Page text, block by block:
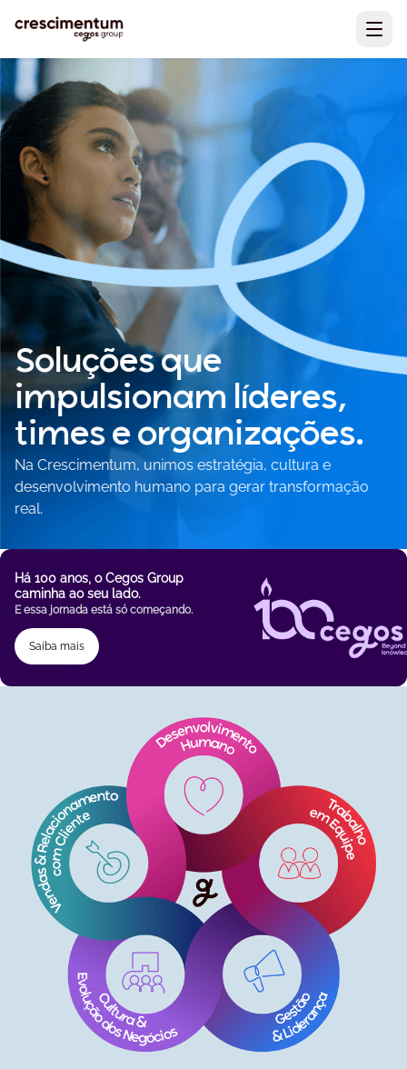
Soluções que
impulsionam líderes,
times e organizações.
Na Crescimentum, unimos estratégia, cultura e
desenvolvimento humano para gerar transformação
real.
Há 100 anos, o Cegos Group
caminha ao seu lado.
E essa jornada está só começando.
Saiba mais